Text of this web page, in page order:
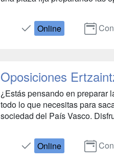
Online
Oposiciones
¿Estás pensando en preparar
todo lo que necesitas para
sociedad del País Vasco.
Online